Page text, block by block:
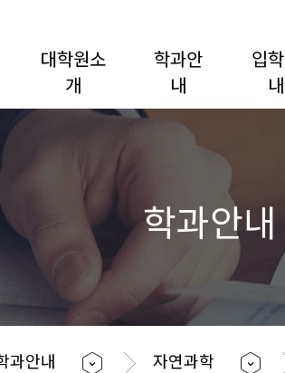
대학원소
개
학과안
내
입
내
학과안내
과안내 자연과학